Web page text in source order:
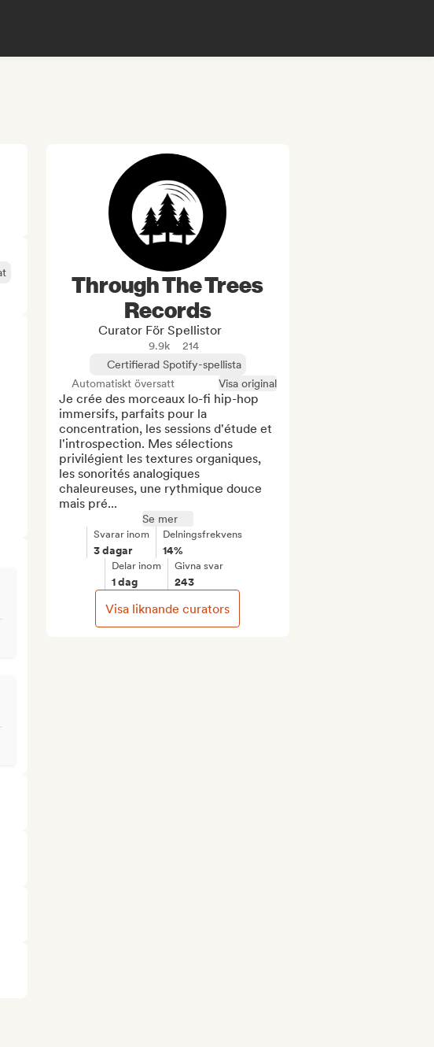
Through The Trees
Records
Curator För Spellistor
9.9k
214
Certifierad Spotify-spellista
Automatiskt översatt
Visa original
Je crée des morceaux lo-fi hip-hop
immersifs, parfaits pour la
concentration, les sessions d'étude et
l'introspection. Mes sélections
privilégient les textures organiques,
les sonorités analogiques
chaleureuses, une rythmique douce
mais pré...
Se mer
Svarar inom
3 dagar
Delningsfrekvens
14%
Delar inom
1 dag
Givna svar
243
Visa liknande curators